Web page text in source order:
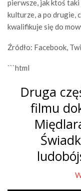
pierwsze, jak ktoś
kulturze, a po drugie,
kwalifikuje się do
Źródło: Facebook,
```html
Druga
filmu